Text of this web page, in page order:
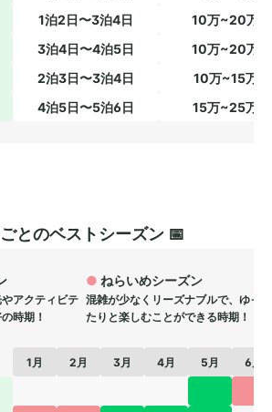
1泊2日〜3泊4日 10万~20万円
3泊4日〜4泊5日 10万~20万円
2泊3日〜3泊4日 10万~15万円
4泊5日〜5泊6日 15万~25万円
とのベストシーズン 📅
アクティビテ
時期！
● ねらいめシーズン
混雑が少なくリーズナブルで、ゆっ
たりと楽しむことができる時期！
1月 2月 3月 4月 5月 6月